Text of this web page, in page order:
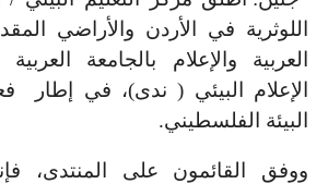
اللوثرية في الأردن والأراضي
العربية والإعلام بالجامعة
الإعلام البيئي ( ندى)، في إطار
البيئة الفلسطيني.
ووفق القائمون على المنتدى،